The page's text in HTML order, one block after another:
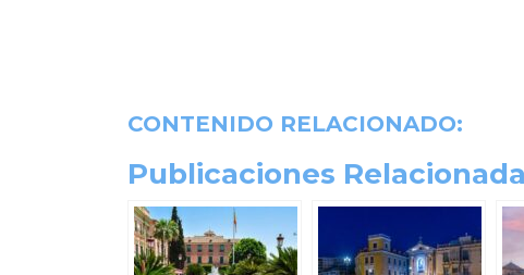
CONTENIDO RELACIONADO:
Publicaciones